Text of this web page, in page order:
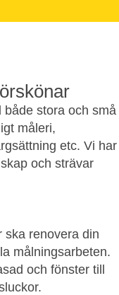
både stora och små
måleri,
etc. Vi har
och strävar
ska renovera din
målningsarbeten.
och fönster till